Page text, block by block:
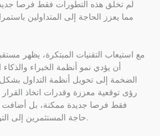
لم تخلق هذه التطورات فقط فرصا
مما يعزز الحاجة إلى المتداولين
مع استيعاب التقنيات المبتكرة، يظهر
أن يؤدي نمو أنظمة الخبراء والذكاء
الضخمة إلى تحويل أنظمة التداول
رؤى توقعية معززة وقدرات اتخاذ
فقط فرصا جديدة ممكنة، بل أضافت
حاجة المستثمرين إلى التوعية المستمرة بفنيي السوق.